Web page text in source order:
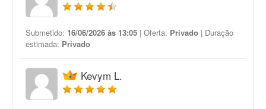
Submetido: 16/06/2026 às 13:05 | Oferta: Privado | Duração
estimada: Privado
Kevym L.